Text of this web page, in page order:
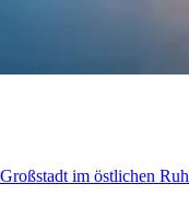
im östlichen